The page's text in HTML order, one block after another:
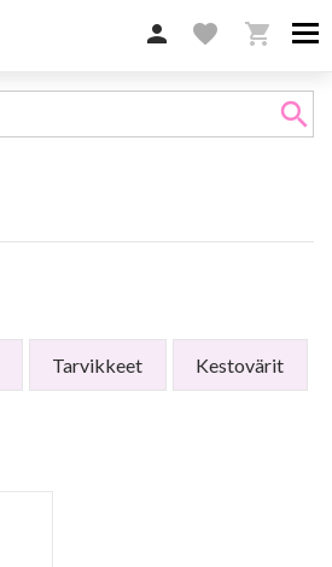
 favorite 
search
Tarvikkeet Kestovärit